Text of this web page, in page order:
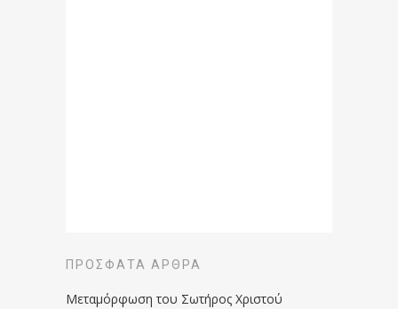
ΠΡΌΣΦΑΤΑ ΆΡΘΡΑ
Μεταμόρφωση του Σωτήρος Χριστού